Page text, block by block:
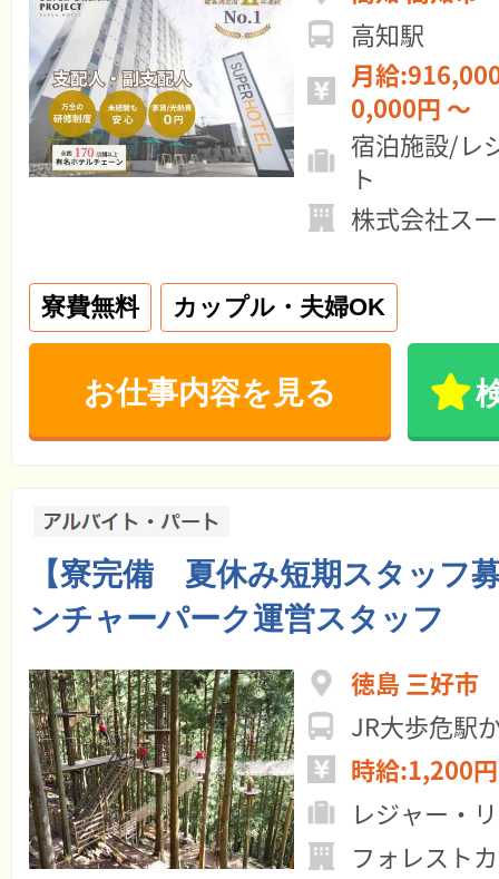
高知駅
月給:916,000円 ～
0,000円 ～
宿泊施設/レ
ト
株式会社ス
寮費無料 カップル・夫婦OK
お仕事内容を見る
【寮完備 夏休み短期スタッフ
ンチャーパーク運営スタッフ
徳島 三好市
JR大歩危駅
時給:1,200
レジャー・
フォレスト